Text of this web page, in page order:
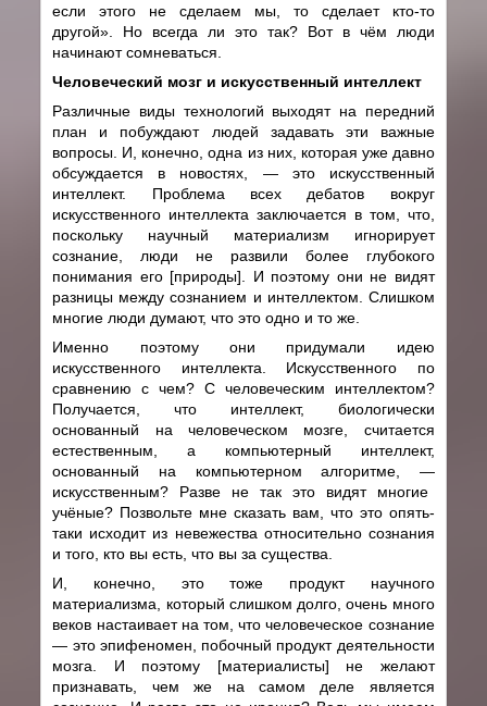
если этого не сделаем мы, то сделает кто-то
другой». Но всегда ли это так? Вот в чём люди
начинают сомневаться.
Человеческий мозг и искусственный интеллект
Различные виды технологий выходят на передний
план и побуждают людей задавать эти важные
вопросы. И, конечно, одна из них, которая уже давно
обсуждается в новостях, —это искусственный
интеллект. Проблема всех дебатов вокруг
искусственного интеллекта заключается в том, что,
поскольку научный материализм игнорирует
сознание, люди не развили более глубокого
понимания его [природы]. И поэтому они не видят
разницы между сознанием и интеллектом. Слишком
многие люди думают, что это одно и то же.
Именно поэтому они придумали идею
искусственного интеллекта. Искусственного по
сравнению с чем? С человеческим интеллектом?
Получается, что интеллект, биологически
основанный на человеческом мозге, считается
естественным, а компьютерный интеллект,
основанный на компьютерном алгоритме, —
искусственным? Разве не так это видят многие
учёные? Позвольте мне сказать вам, что это опять-
таки исходит из невежества относительно сознания
и того, кто вы есть, что вы за существа.
И, конечно, это тоже продукт научного
материализма, который слишком долго, очень много
веков настаивает на том, что человеческое сознание
— это эпифеномен, побочный продукт деятельности
мозга. И поэтому [материалисты] не желают
признавать, чем же на самом деле является